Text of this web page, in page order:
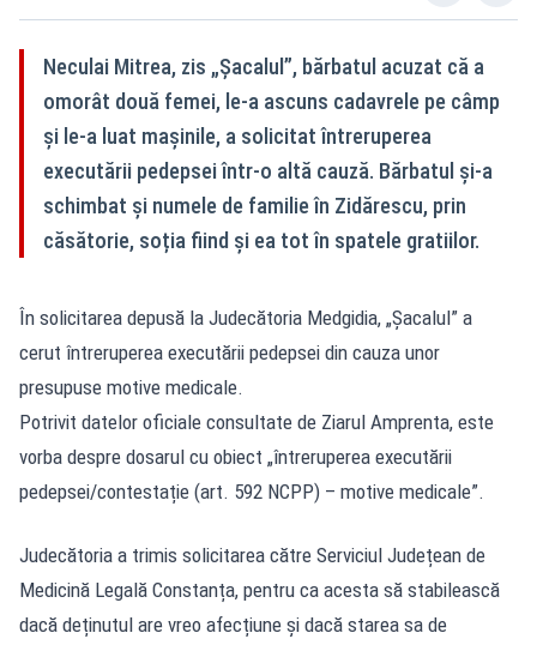
Neculai Mitrea, zis „Șacalul”, bărbatul acuzat că a
omorât două femei, le-a ascuns cadavrele pe câmp
și le-a luat mașinile, a solicitat întreruperea
executării pedepsei într-o altă cauză. Bărbatul și-a
schimbat și numele de familie în Zidărescu, prin
căsătorie, soția fiind și ea tot în spatele gratiilor.
În solicitarea depusă la Judecătoria Medgidia, „Șacalul” a
cerut întreruperea executării pedepsei din cauza unor
presupuse motive medicale.
Potrivit datelor oficiale consultate de Ziarul Amprenta, este
vorba despre dosarul cu obiect „întreruperea executării
pedepsei/contestație (art. 592 NCPP) – motive medicale”.
Judecătoria a trimis solicitarea către Serviciul Județean de
Medicină Legală Constanța, pentru ca acesta să stabilească
dacă deținutul are vreo afecțiune și dacă starea sa de